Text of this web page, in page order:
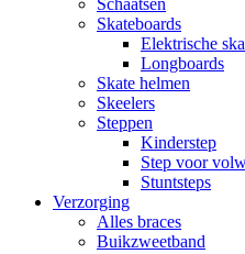
Schaatsen
Skateboards
Elektrische
Longboards
Skate helmen
Skeelers
Steppen
Kinderstep
Step voor
Stuntsteps
Verzorging
Alles braces
Buikzweetband